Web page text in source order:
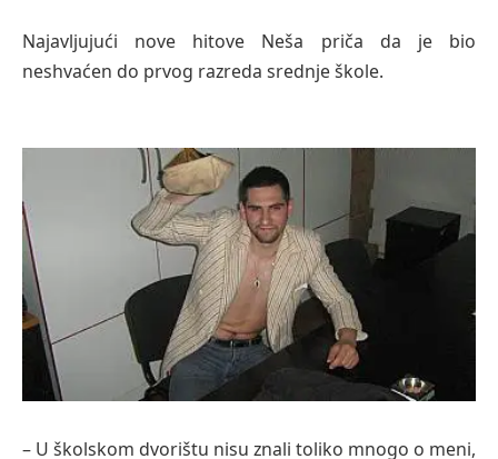
Najavljujući nove hitove Neša priča da je bio
neshvaćen do prvog razreda srednje škole.
– U školskom dvorištu nisu znali toliko mnogo o meni,